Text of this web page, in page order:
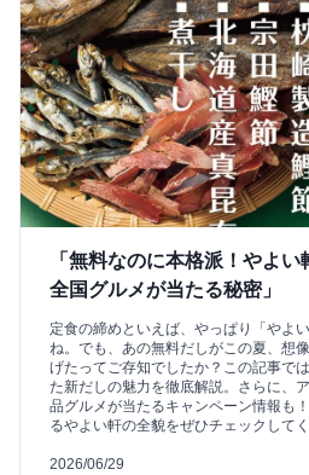
「無料なのに本格派！やよ
全国グルメが当たる秘密」
定食の締めといえば、やっぱり「やよ
ね。でも、あの無料だしがこの夏、想
げたってご存知でしたか？この記事で
た新だしの魅力を徹底解説。さらに、
品グルメが当たるキャンペーン情報も
るやよい軒の全貌をぜひチェックしてく
2026/06/29